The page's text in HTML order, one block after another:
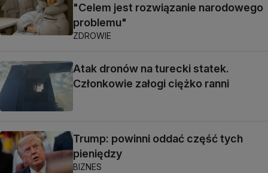
"Celem jest rozwiązanie narodowego
problemu"
ZDROWIE
Atak dronów na turecki statek.
Członkowie załogi ciężko ranni
Trump: powinni oddać część tych
pieniędzy
BIZNES